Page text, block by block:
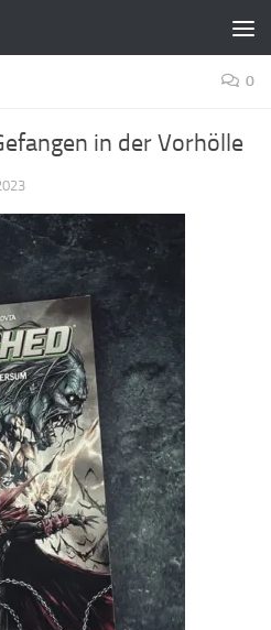
0
in der Vorhölle